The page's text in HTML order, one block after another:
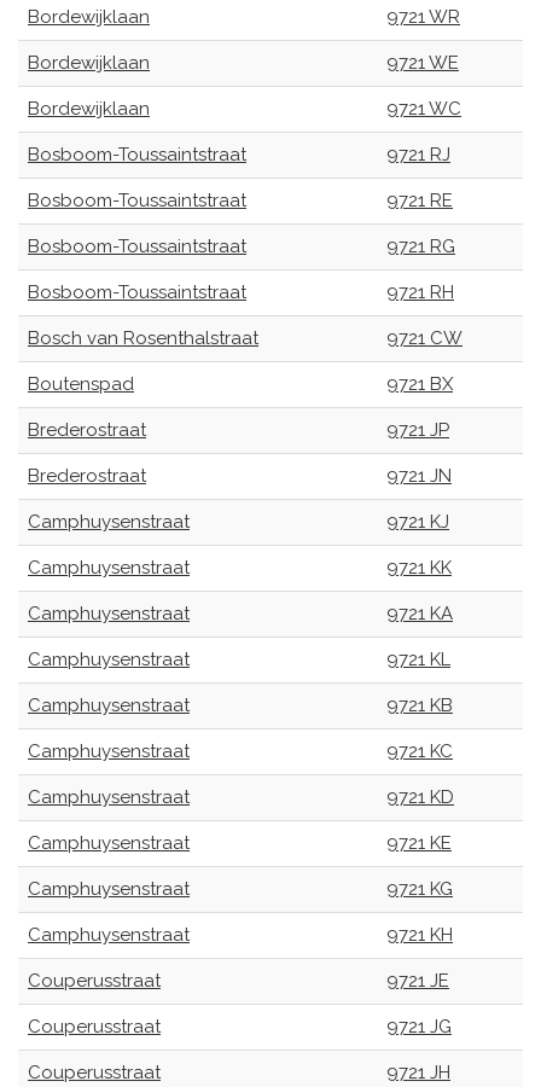
Bordewijklaan 9721 WR
Bordewijklaan 9721 WE
Bordewijklaan 9721 WC
Bosboom-Toussaintstraat 9721 RJ
Bosboom-Toussaintstraat 9721 RE
Bosboom-Toussaintstraat 9721 RG
Bosboom-Toussaintstraat 9721 RH
Bosch van Rosenthalstraat 9721 CW
Boutenspad 9721 BX
Brederostraat 9721 JP
Brederostraat 9721 JN
Camphuysenstraat 9721 KJ
Camphuysenstraat 9721 KK
Camphuysenstraat 9721 KA
Camphuysenstraat 9721 KL
Camphuysenstraat 9721 KB
Camphuysenstraat 9721 KC
Camphuysenstraat 9721 KD
Camphuysenstraat 9721 KE
Camphuysenstraat 9721 KG
Camphuysenstraat 9721 KH
Couperusstraat 9721 JE
Couperusstraat 9721 JG
Couperusstraat 9721 JH